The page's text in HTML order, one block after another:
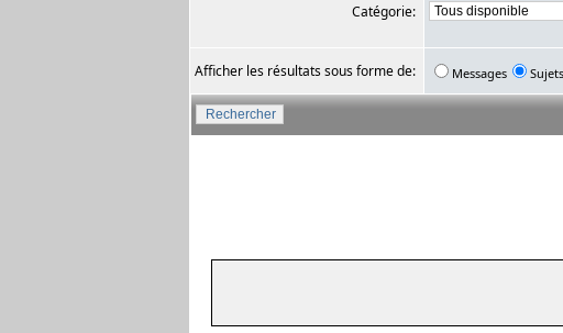
Catégorie:
Afficher les résultats sous forme de: Messages Sujets